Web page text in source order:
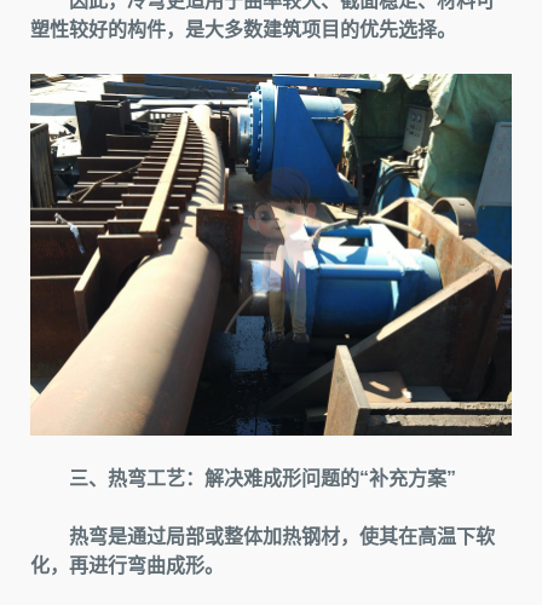
塑性较好的构件，是大多数建筑项目的优先选择。
三、热弯工艺：解决难成形问题的“补充方案”
热弯是通过局部或整体加热钢材，使其在高温下软
化，再进行弯曲成形。